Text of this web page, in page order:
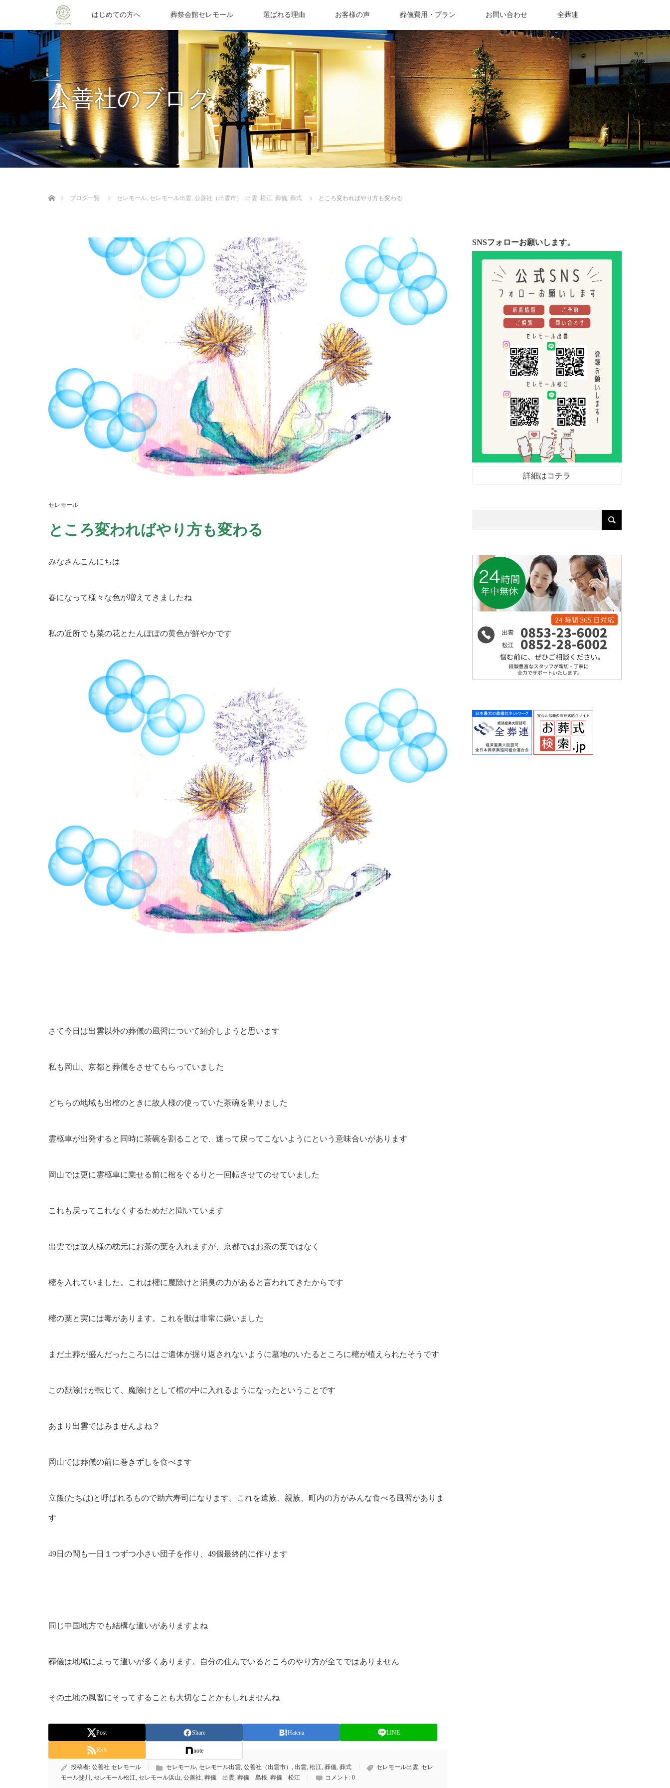
はじめての方へ 葬祭会館セレモール 選ばれる理由 お客様の声 葬儀費用・プラン お問い合わせ 全葬連
公善社のブログ
ブログ一覧
セレモール, セレモール出雲, 公善社（出雲市） , 出雲, 松江, 葬儀, 葬式 ところ変わればやり方も変わる
セレモール
ところ変わればやり方も変わる
みなさんこんにちは
春になって様々な色が増えてきましたね
私の近所でも菜の花とたんぽぽの黄色が鮮やかです
さて今日は出雲以外の葬儀の風習について紹介しようと思います
私も岡山、京都と葬儀をさせてもらっていました
どちらの地域も出棺のときに故人様の使っていた茶碗を割りました
霊柩車が出発すると同時に茶碗を割ることで、迷って戻ってこないようにという意味合いがあります
岡山では更に霊柩車に乗せる前に棺をぐるりと一回転させてのせていました
これも戻ってこれなくするためだと聞いています
出雲では故人様の枕元にお茶の葉を入れますが、京都ではお茶の葉ではなく
樒を入れていました。これは樒に魔除けと消臭の力があると言われてきたからです
樒の葉と実には毒があります。これを獣は非常に嫌いました
まだ土葬が盛んだったころにはご遺体が掘り返されないように墓地のいたるところに樒が植えられたそうです
この獣除けが転じて、魔除けとして棺の中に入れるようになったということです
あまり出雲ではみませんよね？
岡山では葬儀の前に巻きずしを食べます
立飯(たちは)と呼ばれるもので助六寿司になります。これを遺族、親族、町内の方がみんな食べる風習がありま
す
49日の間も一日１つずつ小さい団子を作り、49個最終的に作ります
同じ中国地方でも結構な違いがありますよね
葬儀は地域によって違いが多くあります。自分の住んでいるところのやり方が全てではありません
その土地の風習にそってすることも大切なことかもしれませんね
Post Share Hatena LINE
RSS note
投稿者: 公善社 セレモール セレモール, セレモール出雲, 公善社（出雲市） , 出雲, 松江, 葬儀, 葬式 セレモール出雲, セレ
モール斐川 , セレモール松江, セレモール浜山, 公善社, 葬儀 出雲, 葬儀 島根, 葬儀 松江 コメント: 0
SNSフォローお願いします。
詳細はコチラ